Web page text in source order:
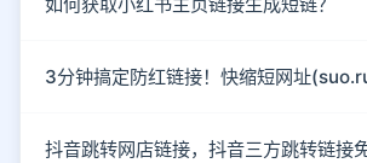
如何获取小红书主页链接生成短链？
抖音跳转网店链接，抖音三方跳转链接